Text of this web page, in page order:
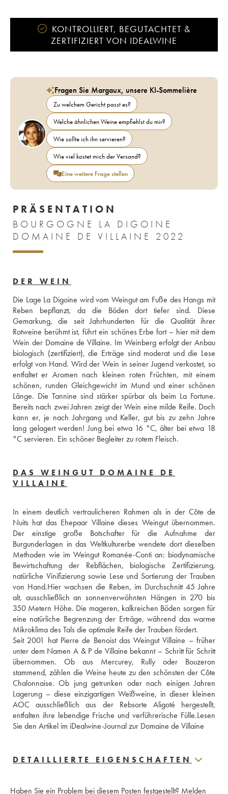
KONTROLLIERT, BEGUTACHTET &
ZERTIFIZIERT VON IDEALWINE
Fragen Sie Margaux, unsere KI-Sommelière
Zu welchem Gericht passt es?
Welche ähnlichen Weine empfiehlst du mir?
Wie sollte ich ihn servieren?
Wie viel kostet mich der Versand?
Eine weitere Frage stellen
PRÄSENTATION
BOURGOGNE LA DIGOINE
DOMAINE DE VILLAINE 2022
DER WEIN
Die Lage La Digoine wird vom Weingut am Fuße des Hangs mit
Reben bepflanzt, da die Böden dort tiefer sind. Diese
Gemarkung, die seit Jahrhunderten für die Qualität ihrer
Rotweine berühmt ist, führt ein schönes Erbe fort – hier mit dem
Wein der Domaine de Villaine. Im Weinberg erfolgt der Anbau
biologisch (zertifiziert), die Erträge sind moderat und die Lese
erfolgt von Hand. Wird der Wein in seiner Jugend verkostet, so
entfaltet er Aromen nach kleinen roten Früchten, mit einem
schönen, runden Gleichgewicht im Mund und einer schönen
Länge. Die Tannine sind stärker spürbar als beim La Fortune.
Bereits nach zwei Jahren zeigt der Wein eine milde Reife. Doch
kann er, je nach Jahrgang und Keller, gut bis zu zehn Jahre
lang gelagert werden! Jung bei etwa 16 °C, älter bei etwa 18
°C servieren. Ein schöner Begleiter zu rotem Fleisch.
DAS WEINGUT DOMAINE DE
VILLAINE
In einem deutlich vertraulicheren Rahmen als in der Côte de
Nuits hat das Ehepaar Villaine dieses Weingut übernommen.
Der einstige große Botschafter für die Aufnahme der
Burgunderlagen in das Weltkulturerbe wendete dort dieselben
Methoden wie im Weingut Romanée-Conti an: biodynamische
Bewirtschaftung der Rebflächen, biologische Zertifizierung,
natürliche Vinifizierung sowie Lese und Sortierung der Trauben
von Hand.Hier wachsen die Reben, im Durchschnitt 45 Jahre
alt, ausschließlich an sonnenverwöhnten Hängen in 270 bis
350 Metern Höhe. Die mageren, kalkreichen Böden sorgen für
eine natürliche Begrenzung der Erträge, während das warme
Mikroklima des Tals die optimale Reife der Trauben fördert.
Seit 2001 hat Pierre de Benoist das Weingut Villaine – früher
unter dem Namen A & P de Villaine bekannt – Schritt für Schritt
übernommen. Ob aus Mercurey, Rully oder Bouzeron
stammend, zählen die Weine heute zu den schönsten der Côte
Chalonnaise. Ob jung getrunken oder nach einigen Jahren
Lagerung – diese einzigartigen Weißweine, in dieser kleinen
AOC ausschließlich aus der Rebsorte Aligoté hergestellt,
entfalten ihre lebendige Frische und verführerische Fülle.Lesen
Sie den Artikel im iDealwine-Journal zur Domaine de Villaine
DETAILLIERTE EIGENSCHAFTEN
Haben Sie ein Problem bei diesem Posten festgestellt? Melden